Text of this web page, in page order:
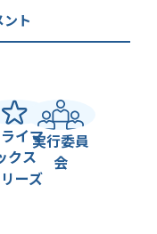
ト
イマ
クス
ーズ
実行委員
会